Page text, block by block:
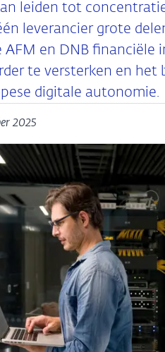
leiden tot
leverancier grote
en DNB financiële
te versterken en
digitale autonomie.
2025